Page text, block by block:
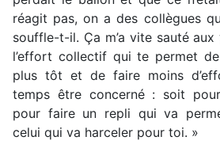
réagit pas, on a des collègues
souffle-t-il. Ça m’a vite sauté aux
l’effort collectif qui te permet
plus tôt et de faire moins
temps être concerné : soit
pour faire un repli qui va
celui qui va harceler pour toi. »